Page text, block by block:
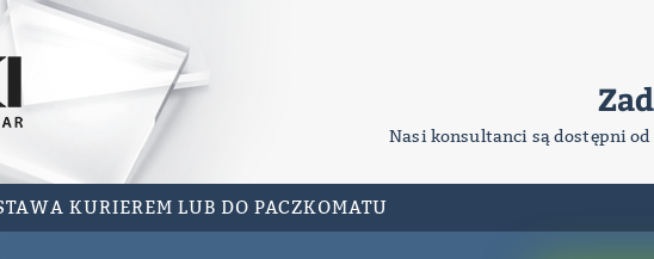
Nasi konsultanci są dostępni
KURIEREM LUB DO PACZKOMATU